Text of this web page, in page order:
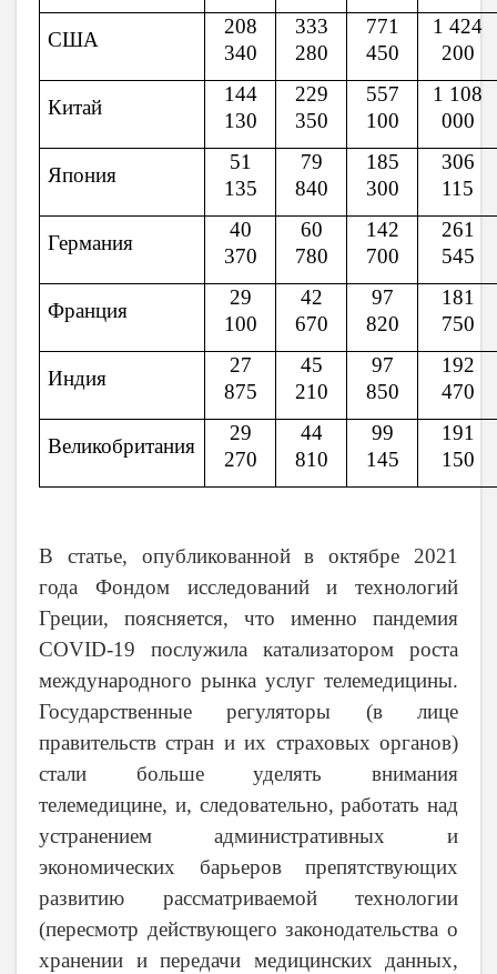
США
208
340
333
280
771
450
1 424
200
Китай
144
130
229
350
557
100
1 108
000
Япония
51
135
79
840
185
300
306
115
Германия
40
370
60
780
142
700
261
545
Франция
29
100
42
670
97
820
181
750
Индия
27
875
45
210
97
850
192
470
Великобритания
29
270
44
810
99
145
191
150
В статье, опубликованной в октябре 2021
года Фондом исследований и технологий
Греции, поясняется, что именно пандемия
COVID-19 послужила катализатором роста
международного рынка услуг телемедицины.
Государственные регуляторы (в лице
правительств стран и их страховых органов)
стали больше уделять внимания
телемедицине, и, следовательно, работать над
устранением административных и
экономических барьеров препятствующих
развитию рассматриваемой технологии
(пересмотр действующего законодательства о
хранении и передачи медицинских данных,